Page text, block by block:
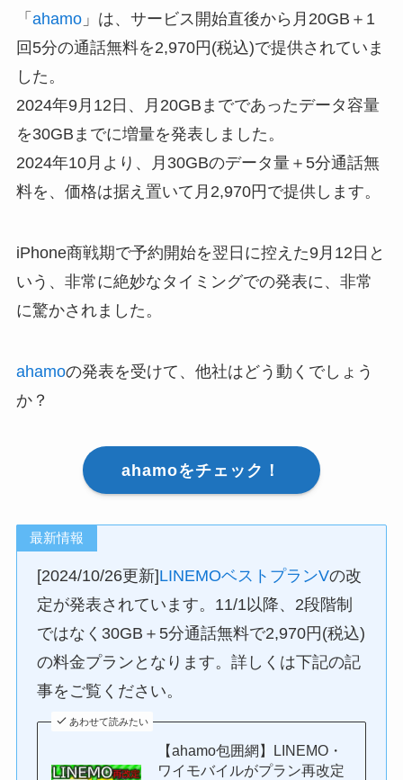
「 ahamo」は、サービス開始直後から月20GB＋1
回5分の通話無料を2,970円(税込)で提供されていま
した。
2024年9月12日、月20GBまでであったデータ容量
を30GBまでに増量を発表しました。
2024年10月より、月30GBのデータ量＋5分通話無
料を、価格は据え置いて月2,970円で提供します。
iPhone商戦期で予約開始を翌日に控えた9月12日と
いう、非常に絶妙なタイミングでの発表に、非常
に驚かされました。
ahamoの発表を受けて、他社はどう動くでしょう
か？
ahamoをチェック！
最新情報
[2024/10/26更新]LINEMOベストプランVの改
定が発表されています。11/1以降、2段階制
ではなく30GB＋5分通話無料で2,970円(税込)
の料金プランとなります。詳しくは下記の記
事をご覧ください。
あわせて読みたい
【ahamo包囲網】LINEMO・
ワイモバイルがプラン再改定